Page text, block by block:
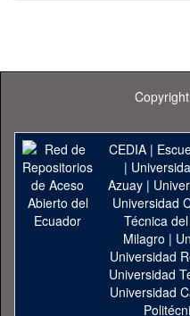
CEDIA|
|
Azuay|
Universidad
Técnica
Milagro |
Universidad
Universidad
Universidad